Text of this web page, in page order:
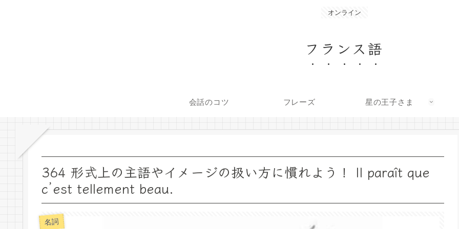
オンライン
フランス語
会話のコツ フレーズ 星の王子さま
364 形式上の主語やイメージの扱い方に慣れよう！ Il paraît que
c’est tellement beau.
名詞